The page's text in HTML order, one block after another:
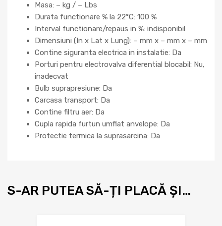
Masa: – kg / – Lbs
Durata functionare % la 22°C: 100 %
Interval functionare/repaus in %: indisponibil
Dimensiuni (In x Lat x Lung): – mm x – mm x – mm
Contine siguranta electrica in instalatie: Da
Porturi pentru electrovalva diferential blocabil: Nu,
inadecvat
Bulb suprapresiune: Da
Carcasa transport: Da
Contine filtru aer: Da
Cupla rapida furtun umflat anvelope: Da
Protectie termica la suprasarcina: Da
S-AR PUTEA SĂ-ȚI PLACĂ ȘI…